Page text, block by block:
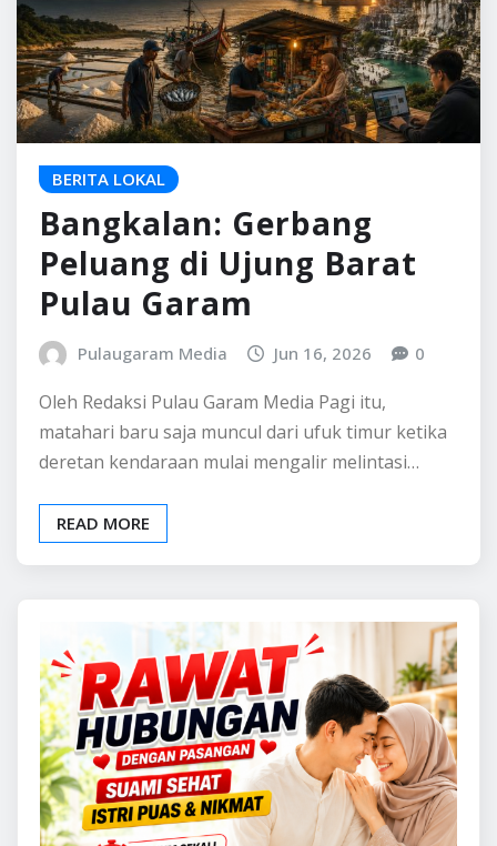
BERITA LOKAL
Bangkalan: Gerbang
Peluang di Ujung Barat
Pulau Garam
Pulaugaram Media Jun 16, 2026 0
Oleh Redaksi Pulau Garam Media Pagi itu,
matahari baru saja muncul dari ufuk timur ketika
deretan kendaraan mulai mengalir melintasi…
READ MORE